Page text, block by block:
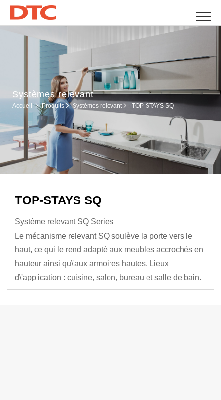
Systèmes relevant
Accueil Produits Systèmes relevant TOP-STAYS SQ
TOP-STAYS SQ
Système relevant SQ Series
Le mécanisme relevant SQ soulève la porte vers le
haut, ce qui le rend adapté aux meubles accrochés en
hauteur ainsi qu\'aux armoires hautes. Lieux
d\'application : cuisine, salon, bureau et salle de bain.